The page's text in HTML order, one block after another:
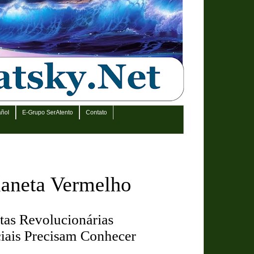
E-Grupo SerAtento Contato
Vermelho
Revolucionárias
Precisam Conhecer